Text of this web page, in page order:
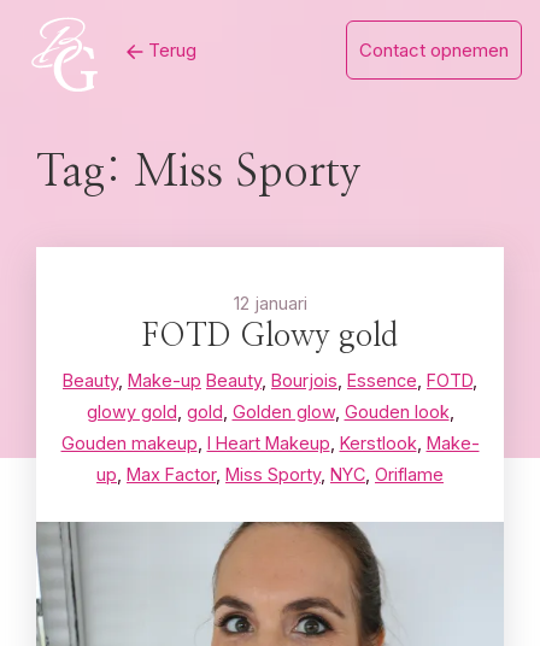
content
Terug Contact opnemen
Tag: Miss Sporty
12 januari
FOTD Glowy gold
Beauty, Make-up Beauty, Bourjois Essence FOTD
glowy gold gold Golden glow, Gouden look
Gouden makeup I Heart Makeup Kerstlook Make-
up Max Factor, Miss Sporty, NYC Oriflame